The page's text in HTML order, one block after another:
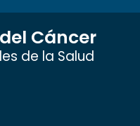
Cáncer
de la Salud